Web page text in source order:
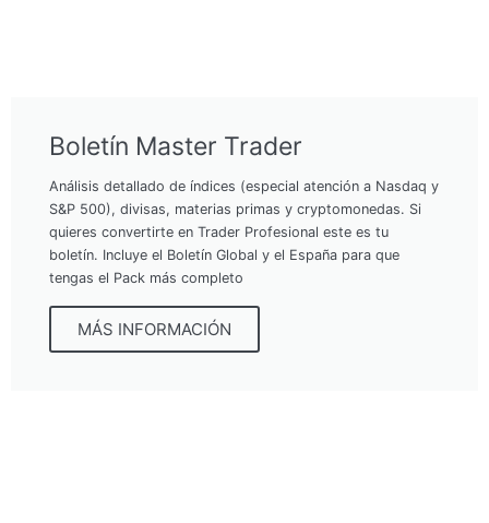
Boletín Master Trader
Análisis detallado de índices (especial atención a Nasdaq y
S&P 500), divisas, materias primas y cryptomonedas. Si
quieres convertirte en Trader Profesional este es tu
boletín. Incluye el Boletín Global y el España para que
tengas el Pack más completo
MÁS INFORMACIÓN